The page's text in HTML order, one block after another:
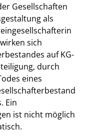
Gesellschaften
als
sich
auf KG-
durch
eines
Ein
ist nicht möglich